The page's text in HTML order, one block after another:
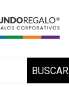
BUSCAR